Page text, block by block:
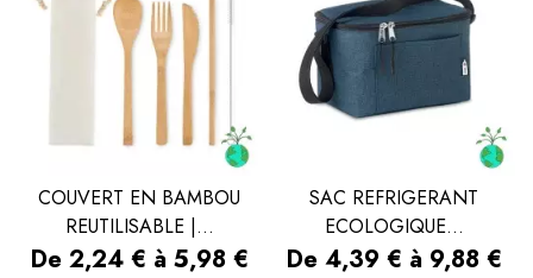
COUVERT EN BAMBOU
REUTILISABLE |...
Prix
De 2,24 € à 5,98 €
SAC REFRIGERANT
ECOLOGIQUE...
Prix
De 4,39 € à 9,88 €